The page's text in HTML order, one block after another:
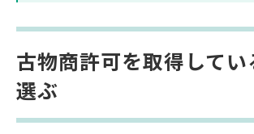
古物商許可を取得してい
選ぶ